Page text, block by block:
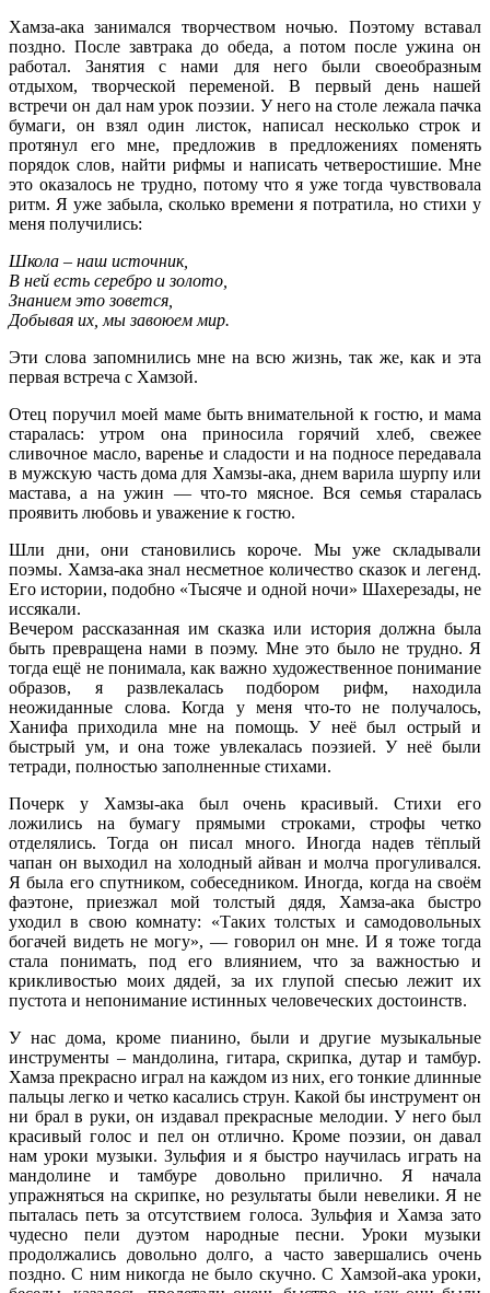
Хамза-ака занимался творчеством ночью. Поэтому вставал
поздно. После завтрака до обеда, а потом после ужина он
работал. Занятия с нами для него были своеобразным
отдыхом, творческой переменой. В первый день нашей
встречи он дал нам урок поэзии. У него на столе лежала пачка
бумаги, он взял один листок, написал несколько строк и
протянул его мне, предложив в предложениях поменять
порядок слов, найти рифмы и написать четверостишие. Мне
это оказалось не трудно, потому что я уже тогда чувствовала
ритм. Я уже забыла, сколько времени я потратила, но стихи у
меня получились:
Школа – наш источник,
В ней есть серебро и золото,
Знанием это зовется,
Добывая их, мы завоюем мир.
Эти слова запомнились мне на всю жизнь, так же, как и эта
первая встреча с Хамзой.
Отец поручил моей маме быть внимательной к гостю, и мама
старалась: утром она приносила горячий хлеб, свежее
сливочное масло, варенье и сладости и на подносе передавала
в мужскую часть дома для Хамзы-ака, днем варила шурпу или
мастава, а на ужин — что-то мясное. Вся семья старалась
проявить любовь и уважение к гостю.
Шли дни, они становились короче. Мы уже складывали
поэмы. Хамза-ака знал несметное количество сказок и легенд.
Его истории, подобно «Тысяче и одной ночи» Шахерезады, не
иссякали.
Вечером рассказанная им сказка или история должна была
быть превращена нами в поэму. Мне это было не трудно. Я
тогда ещё не понимала, как важно художественное понимание
образов, я развлекалась подбором рифм, находила
неожиданные слова. Когда у меня что-то не получалось,
Ханифа приходила мне на помощь. У неё был острый и
быстрый ум, и она тоже увлекалась поэзией. У неё были
тетради, полностью заполненные стихами.
Почерк у Хамзы-ака был очень красивый. Стихи его
ложились на бумагу прямыми строками, строфы четко
отделялись. Тогда он писал много. Иногда надев тёплый
чапан он выходил на холодный айван и молча прогуливался.
Я была его спутником, собеседником. Иногда, когда на своём
фаэтоне, приезжал мой толстый дядя, Хамза-ака быстро
уходил в свою комнату: «Таких толстых и самодовольных
богачей видеть не могу», — говорил он мне. И я тоже тогда
стала понимать, под его влиянием, что за важностью и
крикливостью моих дядей, за их глупой спесью лежит их
пустота и непонимание истинных человеческих достоинств.
У нас дома, кроме пианино, были и другие музыкальные
инструменты – мандолина, гитара, скрипка, дутар и тамбур.
Хамза прекрасно играл на каждом из них, его тонкие длинные
пальцы легко и четко касались струн. Какой бы инструмент он
ни брал в руки, он издавал прекрасные мелодии. У него был
красивый голос и пел он отлично. Кроме поэзии, он давал
нам уроки музыки. Зульфия и я быстро научилась играть на
мандолине и тамбуре довольно прилично. Я начала
упражняться на скрипке, но результаты были невелики. Я не
пыталась петь за отсутствием голоса. Зульфия и Хамза зато
чудесно пели дуэтом народные песни. Уроки музыки
продолжались довольно долго, а часто завершались очень
поздно. С ним никогда не было скучно. С Хамзой-ака уроки,